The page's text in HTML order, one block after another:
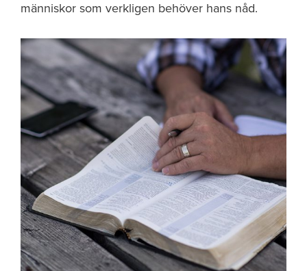
människor som verkligen behöver hans nåd.